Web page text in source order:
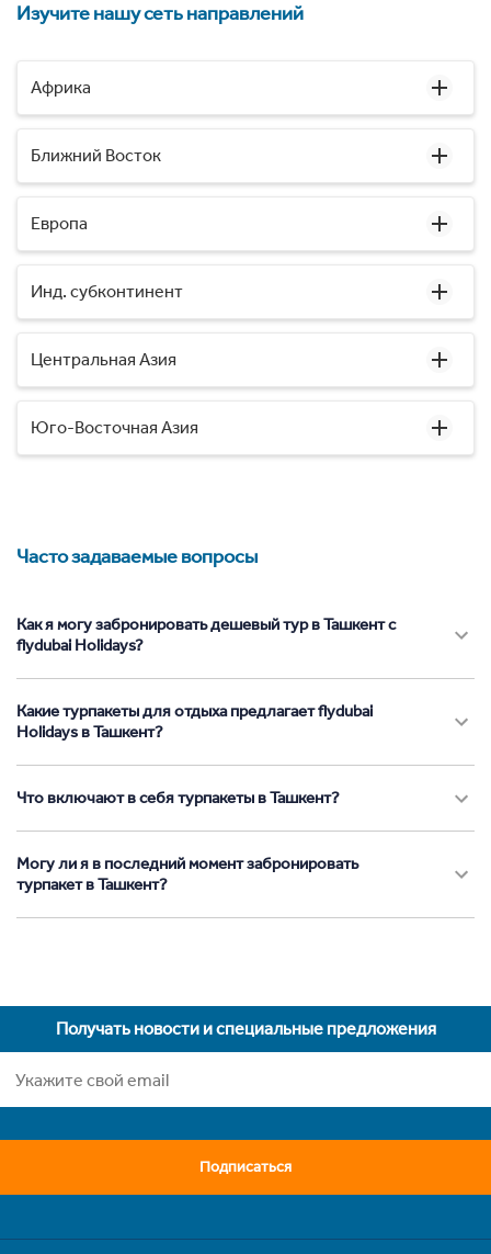
Изучите нашу сеть направлений
Африка
Ближний Восток
Европа
Инд. субконтинент
Центральная Азия
Юго-Восточная Азия
Часто задаваемые вопросы
Как я могу забронировать дешевый тур в Ташкент с
flydubai Holidays?
Какие турпакеты для отдыха предлагает flydubai
Holidays в Ташкент?
Что включают в себя турпакеты в Ташкент?
Могу ли я в последний момент забронировать
турпакет в Ташкент?
Получать новости и специальные предложения
Подписаться